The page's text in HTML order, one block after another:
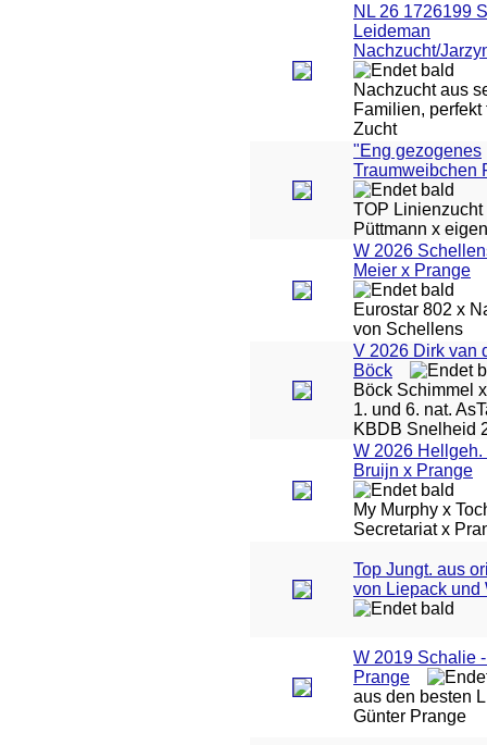
NL 26 1726199
Leideman
Nachzucht/
Nachzucht aus
Familien, perfekt
Zucht
"Eng gezogenes
Traumweibchen
TOP Linienzucht
Püttmann x
W 2026
Meier x Prange
Eurostar 802 x
von Schellens
V 2026 Dirk van
Böck
Böck Schimmel
1. und 6. nat.
KBDB Snelheid
W 2026 Hellgeh.
Bruijn x Prange
My Murphy x
Secretariat x
Top Jungt. aus
von Liepack und
W 2019 Schalie
Prange
aus den besten
Günter Prange